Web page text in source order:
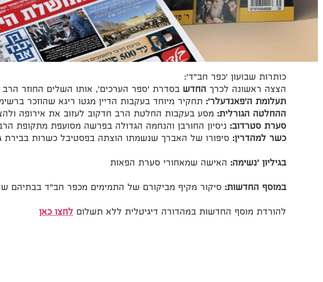
כותרות שבועון 'כפר חב"ד':
הצצה ראשונה לכרך החדש בסדרת 'ספר הערכים', אותו השלים החוזר הרב
תעלומת ה'פאנדעלר': תחקיר מיוחד בעקבות הדיין מגטו ריגא שהוזכר
ההחלטה הגורלית: מסע בעקבות החלטת הרב חדקוב לעזוב את אירופה
סערת סטרדוב: ניסיון החורבן והנחמה הגדולה בפרשה מסועפת מתקופת
כשר למהדרין: סיפורו של האברך שנשמתו הוצתה בפסטיבל כשרות בבירת
בגיליון 'נשימה: האישה שמאחורי סערת הפאות
במוסף החדשות: סיקור מקיף מביקורם של התמימים מכפר חב"ד בבתיהם
להורדת מוסף החדשות במהדורה דיגיטלית ללא תשלום לחצו כאן